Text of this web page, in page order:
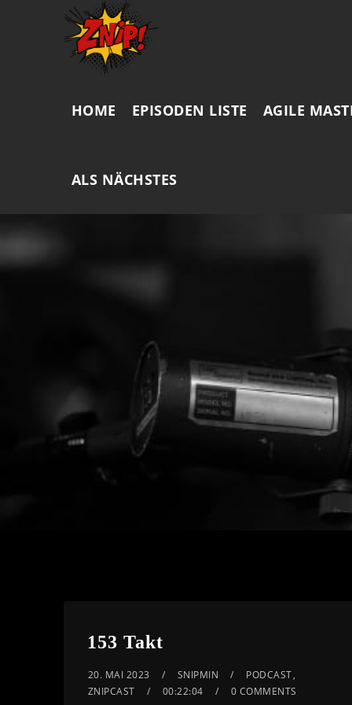
HOME EPISODEN LISTE AGILE
ALS NÄCHSTES
153 Takt
20. MAI 2023 SNIPMIN PODCAST,
ZNIPCAST
00:22:04 0 COMMENTS